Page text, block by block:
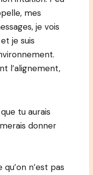
mes
je vois
je suis
l’alignement,
tu aurais
donner
n’est pas